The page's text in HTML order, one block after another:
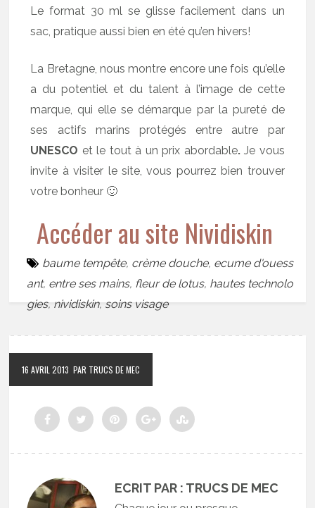
Le format 30 ml se glisse facilement dans un
sac, pratique aussi bien en été qu’en hivers!
La Bretagne, nous montre encore une fois qu’elle
a du potentiel et du talent à l’image de cette
marque, qui elle se démarque par la pureté de
ses actifs marins protégés entre autre par
UNESCO et le tout à un prix abordable.Je vous
invite à visiter le site, vous pourrez bien trouver
votre bonheur 🙂
Accéder au site Nividiskin
baume tempête, crème douche, ecume d'ouess
ant, entre ses mains, fleur de lotus, hautes technolo
gies,nividiskin,soins visage
16 AVRIL 2013 PAR TRUCS DE MEC
ECRIT PAR : TRUCS DE MEC